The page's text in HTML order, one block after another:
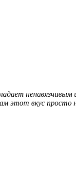
ненавязчивым
этот вкус просто